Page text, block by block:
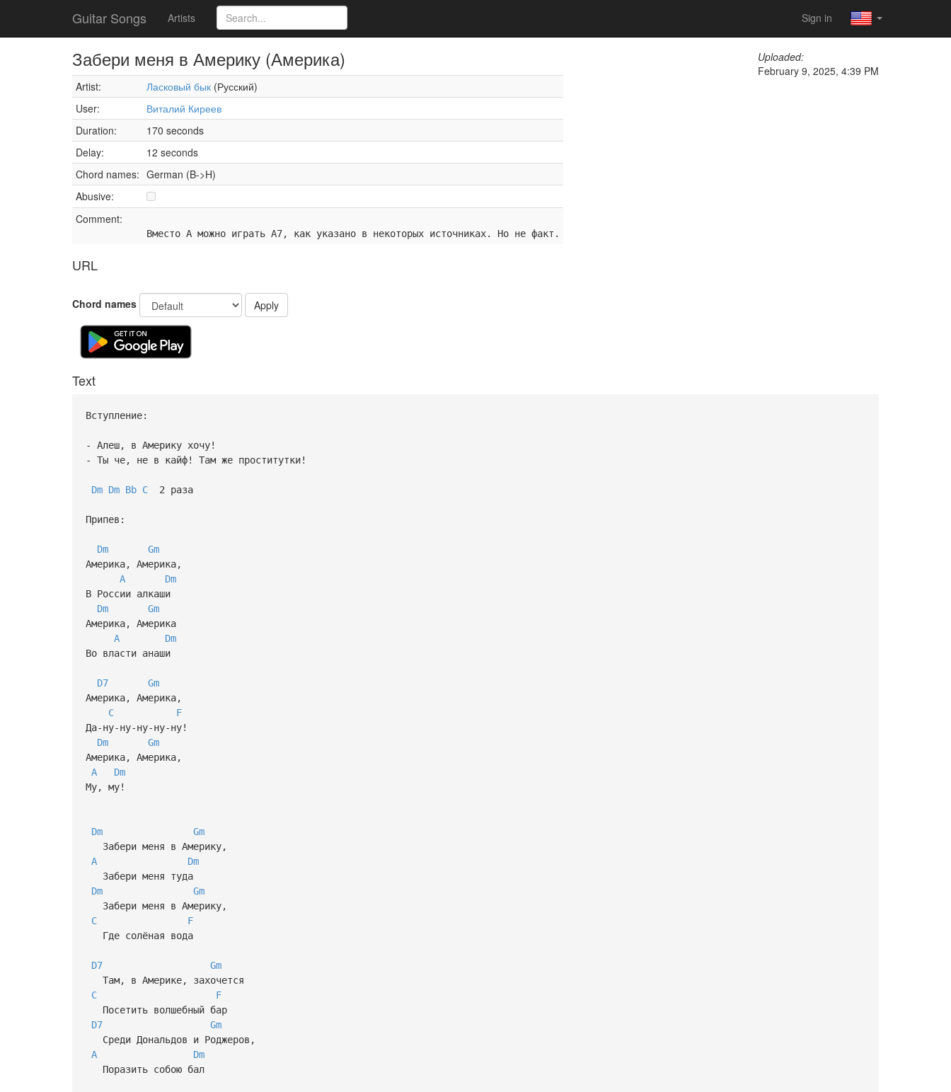
Guitar Songs Artists Sign in
Забери меня в Америку (Америка)
Artist: Ласковый бык (Русский)
User:
Виталий Киреев
Duration:
170 seconds
Delay:
12 seconds
Chord names: German (B->H)
Abusive:
Comment:
Вместо A можно играть A7, как указано в некоторых источниках. Но не факт.
URL
Uploaded:
February 9, 2025, 4:39 PM
Chord names Apply
Text
Вступление:
- Алеш, в Америку хочу!
- Ты че, не в кайф! Там же проститутки!
Dm Dm Bb C2 раза
Припев:
Dm
Gm
Америка, Америка,
A
Dm
В России алкаши
Dm
Gm
Америка, Америка
A
Dm
Во власти анаши
D7
Gm
Америка, Америка,
C
F
Да-ну-ну-ну-ну-ну!
Dm
Gm
Америка, Америка,
A
Dm
Му, му!
Dm
Gm
Забери меня в Америку,
A
Dm
Забери меня туда
Dm
Gm
Забери меня в Америку,
C
F
Где солёная вода
D7
Gm
Там, в Америке, захочется
C
F
Посетить волшебный бар
D7
Gm
Среди Дональдов и Роджеров,
A
Dm
Поразить собою бал